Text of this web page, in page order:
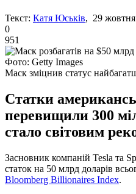
Текст: Катя Юськів, 29
0
951
Фото: Getty Images
Маск зміцнив статус
Статки
перевищили 300
стало світовим
Засновник компаній Tesla та
статок на 50 млрд доларів
Bloomberg Billionaires Index.